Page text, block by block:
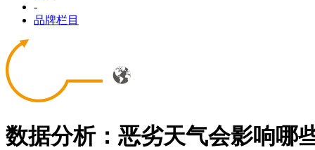
-
品牌栏目
数据分析：恶劣天气会影响哪